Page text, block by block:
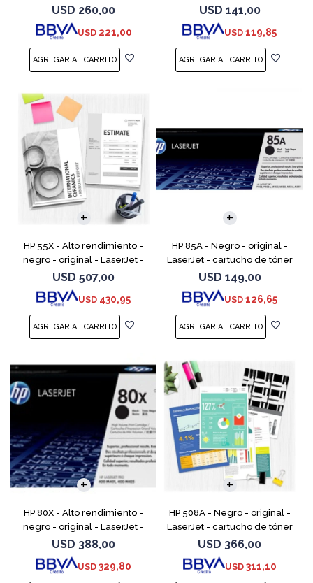
(CF226A) - para LaserJet Pro
M402, MFP M426
USD 260,00
USD 221,00
(CF283A) - para LaserJet Pro
M201, M202, MFP M125, MFP
M127, MFP M225
USD 141,00
USD 119,85
HP 55X - Alto rendimiento -
negro - original - LaserJet -
cartucho de tóner (CE255X) -
para LaserJet Enterprise MFP
M525; LaserJ
USD 507,00
USD 430,95
HP 85A - Negro - original -
LaserJet - cartucho de tóner
(CE285A) - para LaserJet Pro
M1132 MFP, M1212nf MFP,
M1217nfw MFP, P110
USD 149,00
USD 126,65
HP 80X - Alto rendimiento -
negro - original - LaserJet -
cartucho de tóner (CF280X) -
para LaserJet Pro 400 M401,
MFP M425
USD 388,00
USD 329,80
HP 508A - Negro - original -
LaserJet - cartucho de tóner
(CF360A) - para Color
LaserJet Enterprise MFP M577;
LaserJet Enterpris
USD 366,00
USD 311,10